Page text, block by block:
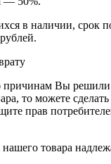
в наличии, срок
Вы решили
то можете
прав
товара